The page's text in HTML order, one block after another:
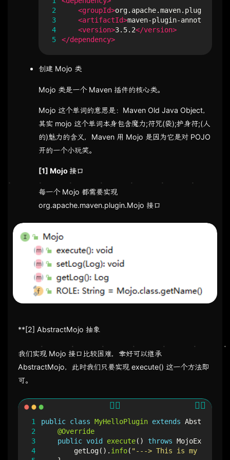
2
3
4
5
<groupId>org.apache.maven.plugin-
<artifactId>maven-plugin-annotations
<version>3.5.2</version>
</dependency>
创建 Mojo 类
Mojo 类是一个 Maven 插件的核心类。
Mojo 这个单词的意思是：Maven Old Java Object，
其实 mojo 这个单词本身包含魔力;符咒(袋);护身符;(人
的)魅力的含义，Maven 用 Mojo 是因为它是对 POJO
开的一个小玩笑。
[1] Mojo 接口
每一个 Mojo 都需要实现
org.apache.maven.plugin.Mojo 接口
**[2] AbstractMojo 抽象
我们实现 Mojo 接口比较困难，幸好可以继承
AbstractMojo，此时我们只要实现 execute() 这一个方法即
可。
1
2
3
4
public class MyHelloPlugin extends
@Override
public void execute() throws
getLog(). info( "---> This is my first